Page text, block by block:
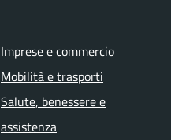
Imprese e commercio
Mobilità e trasporti
Salute, benessere e
assistenza